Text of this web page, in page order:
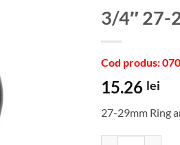
3/4″
Cod produs:
15.26 lei
27-29mm Ring